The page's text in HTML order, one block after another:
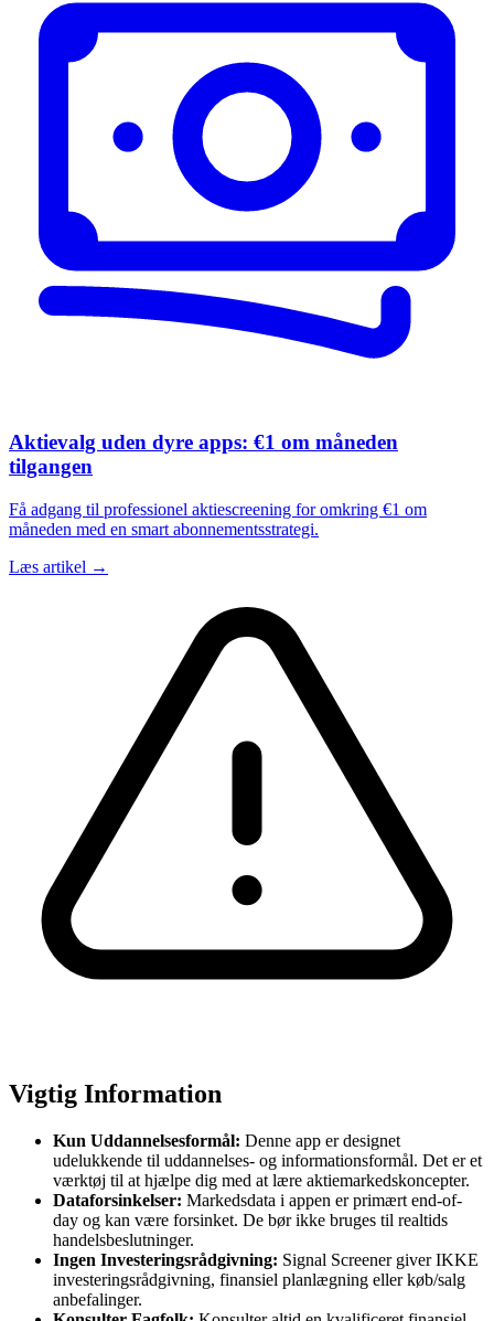
Aktievalg uden dyre apps: €1 om måneden
tilgangen
Få adgang til professionel aktiescreening for omkring €1 om
måneden med en smart abonnementsstrategi.
Læs artikel →
Vigtig Information
Kun Uddannelsesformål: Denne app er designet
udelukkende til uddannelses- og informationsformål. Det er et
værktøj til at hjælpe dig med at lære aktiemarkedskoncepter.
Dataforsinkelser: Markedsdata i appen er primært end-of-
day og kan være forsinket. De bør ikke bruges til realtids
handelsbeslutninger.
Ingen Investeringsrådgivning: Signal Screener giver IKKE
investeringsrådgivning, finansiel planlægning eller køb/salg
anbefalinger.